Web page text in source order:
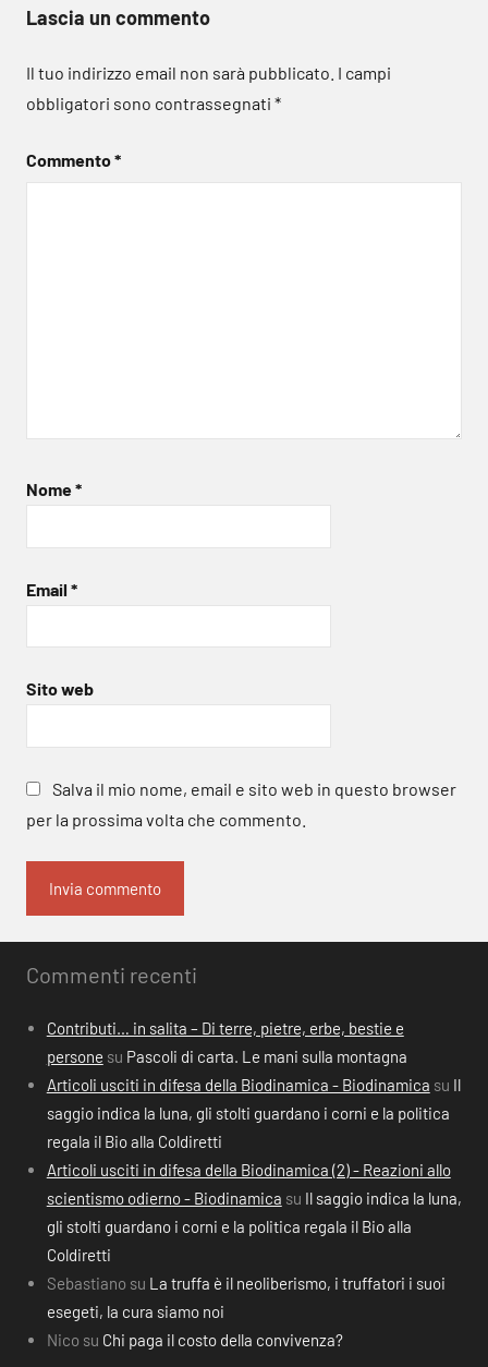
Lascia un commento
Il tuo indirizzo email non sarà pubblicato. I campi
obbligatori sono contrassegnati *
Commento*
Nome*
Email *
Sito web
Salva il mio nome, email e sito web in questo browser
per la prossima volta che commento.
Commenti recenti
Contributi… in salita – Di terre, pietre, erbe, bestie e
persone su Pascoli di carta. Le mani sulla montagna
Articoli usciti in difesa della Biodinamica - Biodinamica su Il
saggio indica la luna, gli stolti guardano i corni e la politica
regala il Bio alla Coldiretti
Articoli usciti in difesa della Biodinamica (2) - Reazioni allo
scientismo odierno - Biodinamica su Il saggio indica la luna,
gli stolti guardano i corni e la politica regala il Bio alla
Coldiretti
Sebastiano su La truffa è il neoliberismo, i truffatori i suoi
esegeti, la cura siamo noi
Nico su Chi paga il costo della convivenza?